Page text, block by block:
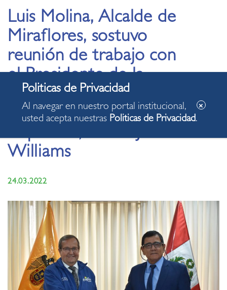
Luis Molina, Alcalde de
Miraflores, sostuvo
reunión de trabajo con
el Presidente de la
Comisión de Defensa
del Congreso de la
República, Gnral. José
Williams
24.03.2022
Al navegar en nuestro portal institucional,
usted acepta nuestras Politicas de Privacidad.